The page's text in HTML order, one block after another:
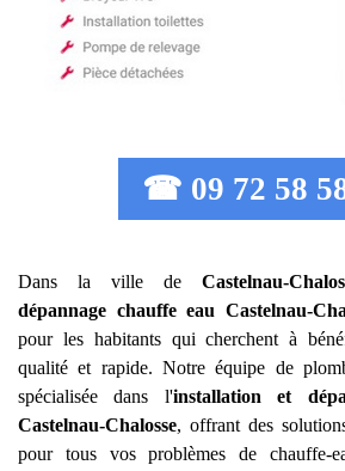
☎ 09 72 58
Dans la ville de Castelnau-
dépannage chauffe eau Castelnau-
pour les habitants qui cherchent à
qualité et rapide. Notre équipe de
spécialisée dans l'installation et
Castelnau-Chalosse, offrant des
pour tous vos problèmes de chauffe-